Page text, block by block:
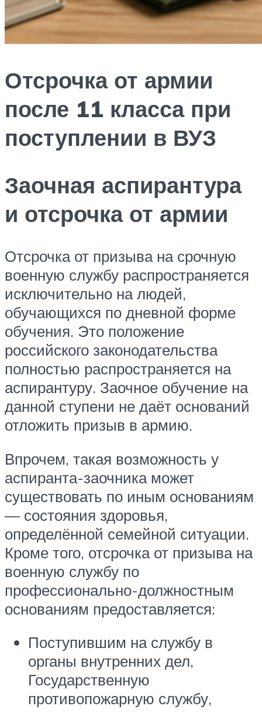
Отсрочка от армии
после 11 класса при
поступлении в ВУЗ
Заочная аспирантура
и отсрочка от армии
Отсрочка от призыва на срочную
военную службу распространяется
исключительно на людей,
обучающихся по дневной форме
обучения. Это положение
российского законодательства
полностью распространяется на
аспирантуру. Заочное обучение на
данной ступени не даёт оснований
отложить призыв в армию.
Впрочем, такая возможность у
аспиранта-заочника может
существовать по иным основаниям
— состояния здоровья,
определённой семейной ситуации.
Кроме того, отсрочка от призыва на
военную службу по
профессионально-должностным
основаниям предоставляется:
Поступившим на службу в
органы внутренних дел,
Государственную
противопожарную службу,